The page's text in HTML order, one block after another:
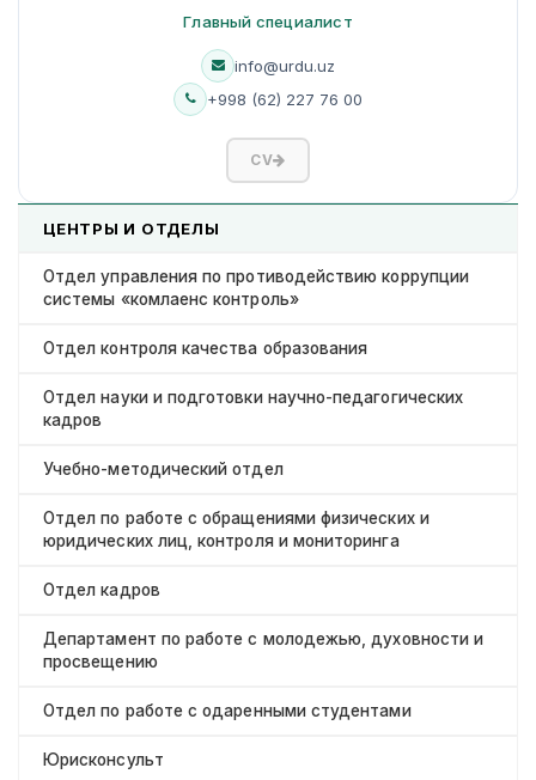
Главный специалист
info@urdu.uz
+998 (62) 227 76 00
CV
ЦЕНТРЫ И ОТДЕЛЫ
Отдел управления по противодействию коррупции
системы «комлаенс контроль»
Отдел контроля качества образования
Отдел науки и подготовки научно-педагогических
кадров
Учебно-методический отдел
Отдел по работе с обращениями физических и
юридических лиц, контроля и мониторинга
Отдел кадров
Департамент по работе с молодежью, духовности и
просвещению
Отдел по работе с одаренными студентами
Юрисконсульт